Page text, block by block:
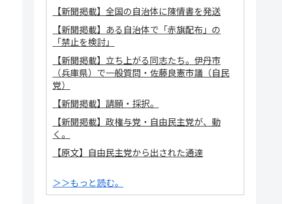
【新聞掲載】全国の自治体に陳情書を発送
【新聞掲載】ある自治体で「赤旗配布」の
「禁止を検討」
【新聞掲載】立ち上がる同志たち。伊丹市
（兵庫県）で一般質問・佐藤良憲市議（自民
党）
【新聞掲載】請願・採択。
【新聞掲載】政権与党・自由民主党が、動
く。
【原文】自由民主党から出された通達
＞＞もっと読む。